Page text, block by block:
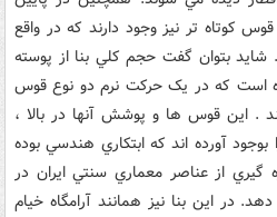
کوتاه ‌تر نيز وجود دارند که در واقع
بتوان گفت حجم کلي بنا از پوسته
است که در يک حرکت نرم دو نوع قوس
. اين قوس ها و پوشش آنها در بالا ،
آورده ‌اند که ابتکاري هندسي بوده
‌گيري از عناصر معماري سنتي ايران در
در اين بنا نيز همانند آرامگاه خيام